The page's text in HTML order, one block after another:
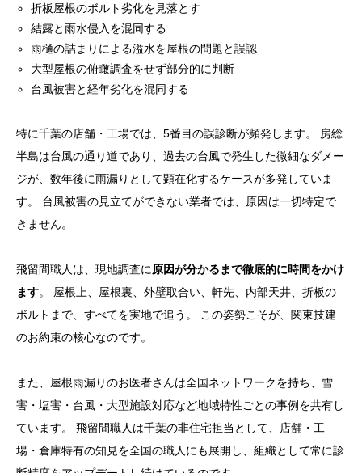
折板屋根のボルト劣化を見落とす
結露と雨水侵入を混同する
雨樋の詰まりによる溢水を屋根の問題と誤認
大型屋根の俯瞰調査をせず部分的に判断
台風被害と経年劣化を混同する
特に千葉の店舗・工場では、5番目の誤診断が頻発します。 房総
半島は台風の通り道であり、過去の台風で発生した微細なダメー
ジが、数年後に雨漏りとして顕在化するケースが多発していま
す。 台風被害の見立てができない業者では、原因は一切特定で
きません。
飛留間職人は、現地調査に原因が分かるまで徹底的に時間をかけ
ます。 屋根上、屋根裏、外壁取合い、軒先、内部天井、折板の
ボルトまで、すべてを実地で追う。 この姿勢こそが、関東技建
のお約束の核心なのです。
また、屋根雨漏りのお医者さんは全国ネットワークを持ち、雪
害・塩害・台風・大型施設対応など地域特性ごとの事例を共有し
ています。 飛留間職人は千葉の非住宅担当として、店舗・工
場・倉庫特有の知見を全国の職人にも展開し、組織として常に診
目次
千葉の店舗・工場・倉庫の雨漏りに悩むオーナーの現
実
屋根業界の不都合な真実|なぜ雨漏りは”直らない”のか
雨漏り原因特定の正しいプロセス
ィ
飛留間職人の現場エピソード|3社が直せなかった千葉
株式会社関東技建の強み|店舗・工場・倉庫に特化した
修理プロ集団